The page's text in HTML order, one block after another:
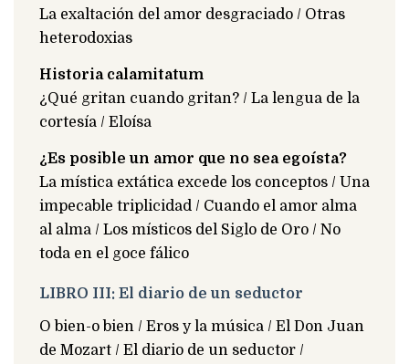
La exaltación del amor desgraciado / Otras
heterodoxias
Historia calamitatum
¿Qué gritan cuando gritan? / La lengua de la
cortesía / Eloísa
¿Es posible un amor que no sea egoísta?
La mística extática excede los conceptos / Una
impecable triplicidad / Cuando el amor alma
al alma / Los místicos del Siglo de Oro / No
toda en el goce fálico
LIBRO III: El diario de un seductor
O bien-o bien / Eros y la música / El Don Juan
de Mozart / El diario de un seductor /